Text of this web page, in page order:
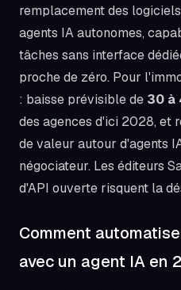
remplacement des
agents IA autonomes,
tâches sans interface
proche de zéro. Pour
: baisse prévisible de 30 à
des agences d'ici 2028, et
de valeur autour d'agents
négociateur. Les éditeurs
d'API ouverte risquent la
Comment
avec un agent IA en